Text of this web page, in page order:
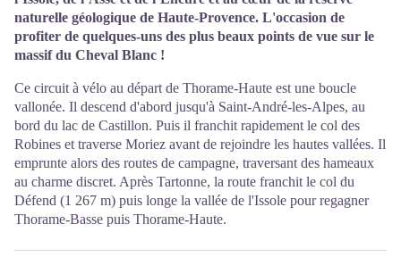
naturelle géologique de Haute-Provence. L'occasion de
profiter de quelques-uns des plus beaux points de vue sur le
massif du Cheval Blanc !
Ce circuit à vélo au départ de Thorame-Haute est une boucle
vallonée. Il descend d'abord jusqu'à Saint-André-les-Alpes, au
bord du lac de Castillon. Puis il franchit rapidement le col des
Robines et traverse Moriez avant de rejoindre les hautes vallées. Il
emprunte alors des routes de campagne, traversant des hameaux
au charme discret. Après Tartonne, la route franchit le col du
Défend (1 267 m) puis longe la vallée de l'Issole pour regagner
Thorame-Basse puis Thorame-Haute.